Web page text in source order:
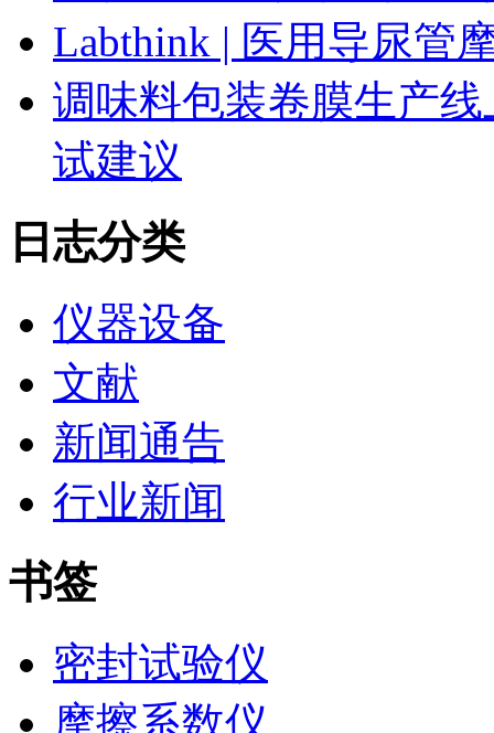
Labthink | 医用导尿管
调味料包装卷膜生产
试建议
日志分类
仪器设备
文献
新闻通告
行业新闻
书签
密封试验仪
摩擦系数仪